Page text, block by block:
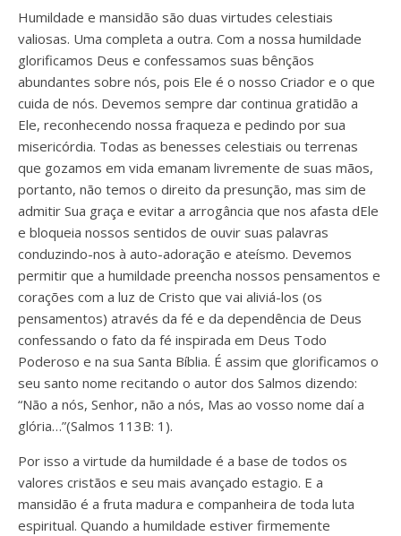
Humildade e mansidão são duas virtudes celestiais
valiosas. Uma completa a outra. Com a nossa humildade
glorificamos Deus e confessamos suas bênçãos
abundantes sobre nós, pois Ele é o nosso Criador e o que
cuida de nós. Devemos sempre dar continua gratidão a
Ele, reconhecendo nossa fraqueza e pedindo por sua
misericórdia. Todas as benesses celestiais ou terrenas
que gozamos em vida emanam livremente de suas mãos,
portanto, não temos o direito da presunção, mas sim de
admitir Sua graça e evitar a arrogância que nos afasta dEle
e bloqueia nossos sentidos de ouvir suas palavras
conduzindo-nos à auto-adoração e ateísmo. Devemos
permitir que a humildade preencha nossos pensamentos e
corações com a luz de Cristo que vai aliviá-los (os
pensamentos) através da fé e da dependência de Deus
confessando o fato da fé inspirada em Deus Todo
Poderoso e na sua Santa Bíblia. É assim que glorificamos o
seu santo nome recitando o autor dos Salmos dizendo:
“Não a nós, Senhor, não a nós, Mas ao vosso nome daí a
glória…”(Salmos 113B: 1).
Por isso a virtude da humildade é a base de todos os
valores cristãos e seu mais avançado estagio. E a
mansidão é a fruta madura e companheira de toda luta
espiritual. Quando a humildade estiver firmemente